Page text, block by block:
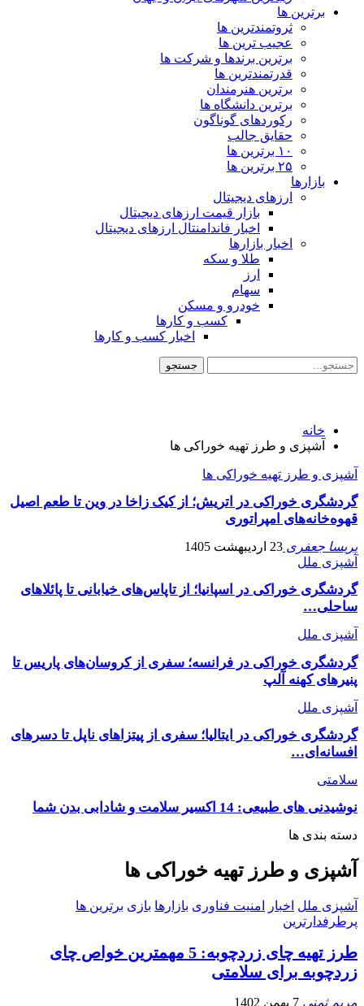
برترین ها
ثروتمندترین ها
عجیب ترین ها
برترین برندها و شرکت ها
قدرتمندترین ها
برترین هنرمندان
برترین دانشگاه ها
رکوردهای گوناگون
حقایق جالب
۱۰ برترین ها
۲۵ برترین ها
بازارها
ارزهای دیجیتال
بازار قیمت ارزهای دیجیتال
اخبار فاندامنتال ارزهای دیجیتال
اخبار بازارها
طلا و سکه
ارز
سهام
خودرو و مسکن
کسب و کارها
اخبار کسب و کارها
خانه
آشپزی و طرز تهیه خوراکی ها
آشپزی و طرز تهیه خوراکی ها
گردشگری خوراکی در اتریش؛ از کیک زاخا در وین تا طعم اصیل
قهوه‌خانه‌های امپراتوری
پریسا جعفری 23 اردیبهشت 1405
آشپزی ملل
گردشگری خوراکی در اسپانیا؛ از تاپاس‌های خیابانی تا پائلاهای
ساحلی…
آشپزی ملل
گردشگری خوراکی در فرانسه؛ سفری از کروسان‌های پاریس تا
پنیرهای کهنه آلپ
آشپزی ملل
گردشگری خوراکی در ایتالیا؛ سفری از پیتزاهای ناپل تا دسرهای
افسانه‌ای…
سلامتی
نوشیدنی های طبیعی: 14 اکسیر سلامت و شادابی بدن شما
دسته بندی ها
آشپزی و طرز تهیه خوراکی ها
آشپزی ملل اخبار امنیت فناوری بازارها بازی برترین ها
پرطرفدارترین
طرز تهیه چای زردچوبه: 5 مهمترین خواص چای
زردچوبه برای سلامتی
مریم ثمنی 7 بهمن 1402